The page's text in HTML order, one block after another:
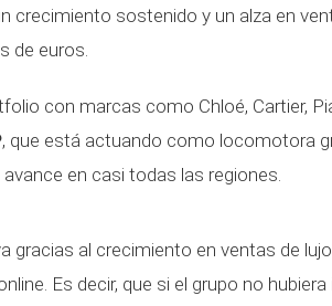
crecimiento sostenido y un alza en
de euros.
con marcas como Chloé, Cartier,
, que está actuando como locomotora
en casi todas las regiones.
gracias al crecimiento en ventas de
Es decir, que si el grupo no